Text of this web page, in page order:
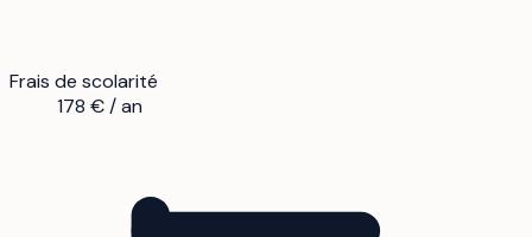
Frais de scolarité
178 € / an